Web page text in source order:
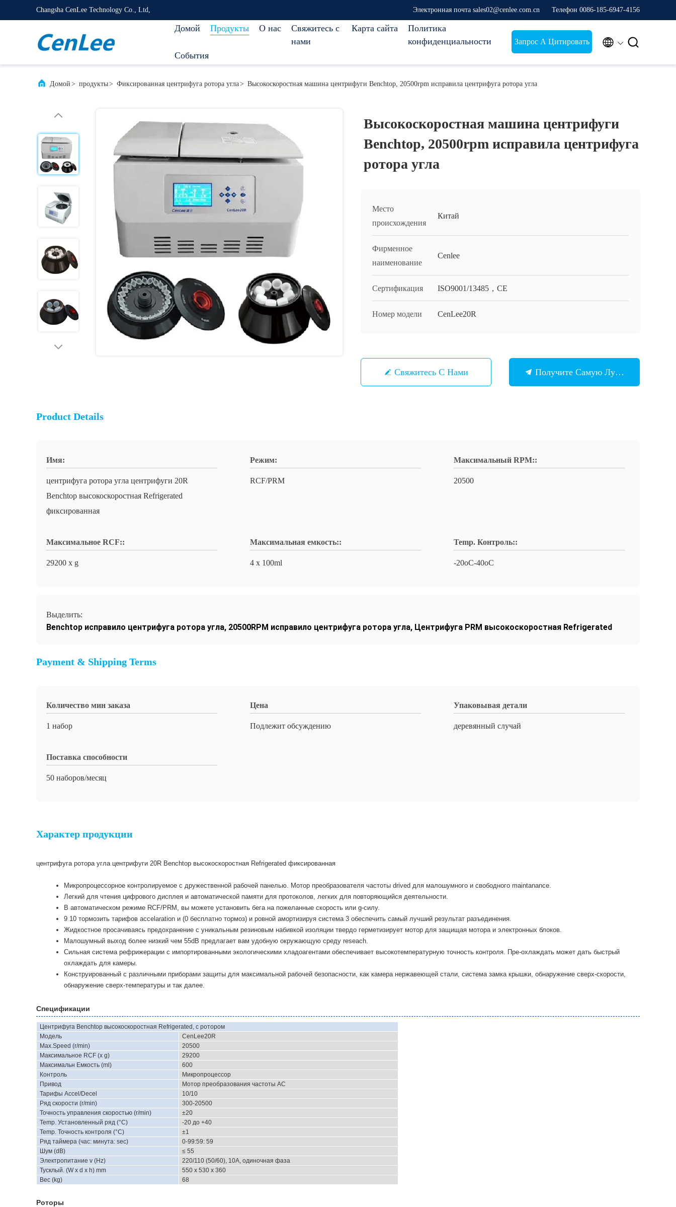
Changsha CenLee Technology Co., Ltd, Электронная почта sales02@cenlee.com.cn Телефон 0086-185-6947-4156
Домой Продукты О нас
Свяжитесь с
нами
Карта сайта
Политика
конфиденциальности
События
Запрос А Цитировать  
Домой > продукты> Фиксированная центрифуга ротора угла> Высокоскоростная машина центрифуги Benchtop, 20500rpm исправила центрифуга ротора угла
Высокоскоростная машина центрифуги
Benchtop, 20500rpm исправила центрифуга
ротора угла
Место
происхождения
Китай
Фирменное
наименование
Cenlee
Сертификация ISO9001/13485，CE
Номер модели CenLee20R
Свяжитесь С Нами Получите Самую Лучшую Цену
Product Details
Имя:
центрифуга ротора угла центрифуги 20R
Benchtop высокоскоростная Refrigerated
фиксированная
Режим:
RCF/PRM
Максимальный RPM::
20500
Максимальное RCF::
29200 x g
Максимальная емкость::
4 x 100ml
Temp. Контроль::
-20oC-40oC
Выделить:
Benchtop исправило центрифуга ротора угла, 20500RPM исправило центрифуга ротора угла, Центрифуга PRM высокоскоростная Refrigerated
Payment & Shipping Terms
Количество мин заказа
1 набор
Цена
Подлежит обсуждению
Упаковывая детали
деревянный случай
Поставка способности
50 наборов/месяц
Характер продукции
центрифуга ротора угла центрифуги 20R Benchtop высокоскоростная Refrigerated фиксированная
Микропроцессорное контролируемое с дружественной рабочей панелью. Мотор преобразователя частоты drived для малошумного и свободного maintanance.
Легкий для чтения цифрового дисплея и автоматической памяти для протоколов, легких для повторяющийся деятельности.
В автоматическом режиме RCF/PRM, вы можете установить бега на пожеланные скорость или g-силу.
9 10 тормозить тарифов accelaration и (0 бесплатно тормоз) и ровной амортизируя система 3 обеспечить самый лучший результат разъединения.
Жидкостное просачиваясь предохранение с уникальным резиновым набивкой изоляции твердо герметизирует мотор для защищая мотора и электронных блоков.
Малошумный выход более низкий чем 55dB предлагает вам удобную окружающую среду reseach.
Сильная система рефрижерации с импортированными экологическими хладоагентами обеспечивает высокотемпературную точность контроля. Пре-охлаждать может дать быстрый
охлаждать для камеры.
Конструированный с различными приборами защиты для максимальной рабочей безопасности, как камера нержавеющей стали, система замка крышки, обнаружение сверх-скорости,
обнаружение сверх-температуры и так далее.
Спецификации
Центрифуга Benchtop высокоскоростная Refrigerated, с ротором
Модель
CenLee20R
Max.Speed (r/min)
20500
Максимальное RCF (x g)
29200
Максимальн Емкость (ml)
600
Контроль
Микропроцессор
Привод
Мотор преобразования частоты AC
Тарифы Accel/Decel
10/10
Ряд скорости (r/min)
300-20500
Точность управления скоростью (r/min)
±20
Temp. Установленный ряд (°C)
-20 до +40
Temp. Точность контроля (°C)
±1
Ряд таймера (час: минута: sec)
0-99:59: 59
Шум (dB)
≤ 55
Электропитание v (Hz)
220/110 (50/60), 10A, одиночная фаза
Тусклый. (W x d x h) mm
550 x 530 x 360
Вес (kg)
68
Роторы